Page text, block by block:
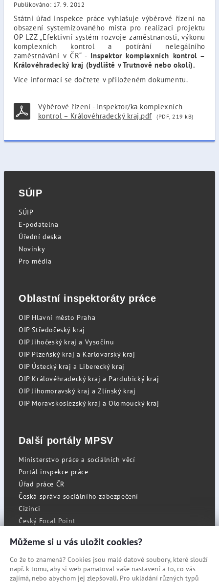
Publikováno: 17. 9. 2012
Státní úřad inspekce práce vyhlašuje výběrové řízení na
obsazení systemizovaného místa pro realizaci projektu
OP LZZ „Efektivní systém rozvoje zaměstnanosti, výkonu
komplexních kontrol a potírání nelegálního
zaměstnávání v ČR“ - Inspektor komplexních kontrol –
Královéhradecký kraj (bydliště v Trutnově nebo okolí).
Více informací se dočtete v přiloženém dokumentu.
Výběrové řízení - Inspektor/ka komplexních
kontrol – Královéhradecký kraj.pdf
(PDF, 219 kB)
SÚIP
SÚIP
E-podatelna
Úřední deska
Novinky
Pro média
Oblastní inspektoráty práce
OIP Hlavní město Praha
OIP Středočeský kraj
OIP Jihočeský kraj a Vysočinu
OIP Plzeňský kraj a Karlovarský kraj
OIP Ústecký kraj a Liberecký kraj
OIP Královéhradecký kraj a Pardubický kraj
OIP Jihomoravský kraj a Zlínský kraj
OIP Moravskoslezský kraj a Olomoucký kraj
Další portály MPSV
Ministerstvo práce a sociálních věcí
Portál inspekce práce
Úřad práce ČR
Česká správa sociálního zabezpečení
Cizinci
Český Focal Point
RSS
Cookies
Můžeme si u vás uložit cookies?
Co že to znamená? Cookies jsou malé datové soubory, které slouží
např. k tomu, aby si web pamatoval vaše nastavení a to, co vás
zajímá, nebo abychom jej zlepšovali. Pro ukládání různých typů